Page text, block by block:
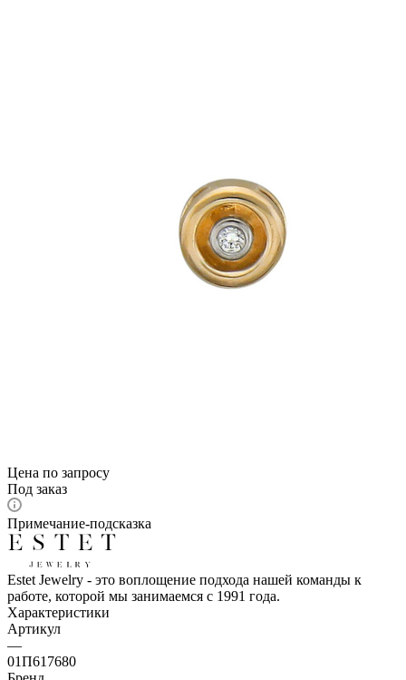
Цена по запросу
Под заказ
Примечание-подсказка
Estet Jewelry - это воплощение подхода нашей команды к
работе, которой мы занимаемся с 1991 года.
Характеристики
Артикул
—
01П617680